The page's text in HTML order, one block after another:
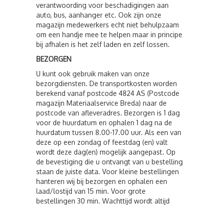
verantwoording voor beschadigingen aan
auto, bus, aanhanger etc. Ook zijn onze
magazijn medewerkers echt niet behulpzaam
om een handje mee te helpen maar in principe
bij afhalen is het zelf laden en zelf lossen.
BEZORGEN
U kunt ook gebruik maken van onze
bezorgdiensten. De transportkosten worden
berekend vanaf postcode 4824 AS (Postcode
magazijn Materiaalservice Breda) naar de
postcode van afleveradres. Bezorgen is 1 dag
voor de huurdatum en ophalen 1 dag na de
huurdatum tussen 8.00-17.00 uur. Als een van
deze op een zondag of feestdag (en) valt
wordt deze dag(en) mogelijk aangepast. Op
de bevestiging die u ontvangt van u bestelling
staan de juiste data. Voor kleine bestellingen
hanteren wij bij bezorgen en ophalen een
laad/lostijd van 15 min. Voor grote
bestellingen 30 min. Wachttijd wordt altijd